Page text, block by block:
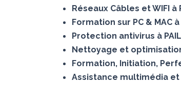
Réseaux Câbles et WIFI à
Formation sur PC & MAC à
Protection antivirus à
Nettoyage et
Formation, Initiation,
Assistance multimédia et